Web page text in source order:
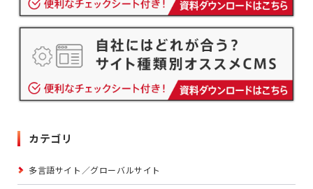
カテゴリ
多言語サイト／グローバルサイト